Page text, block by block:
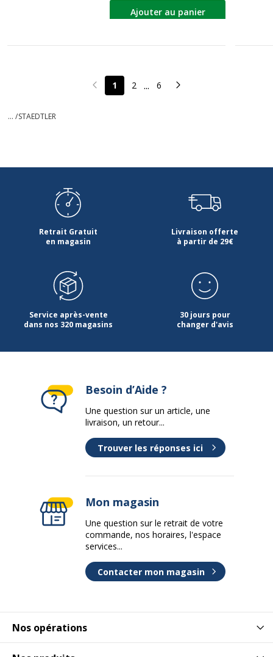
Ajouter au panier
Page précédente
1 2 ... 6 Page suivante
... /STAEDTLER
Retrait Gratuit
en magasin
Livraison offerte
à partir de 29€
Service après-vente
dans nos 320 magasins
30 jours pour
changer d'avis
Nos opérations
Besoin d’Aide ?
Une question sur un article, une
livraison, un retour...
Trouver les réponses ici
Mon magasin
Une question sur le retrait de votre
commande, nos horaires, l'espace
services...
Contacter mon magasin